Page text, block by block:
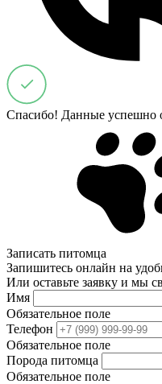
Спасибо! Данные успешно
Записать питомца
Запишитесь онлайн на
Или оставьте заявку и мы
Имя
Обязательное поле
Телефон
Обязательное поле
Порода питомца
Обязательное поле